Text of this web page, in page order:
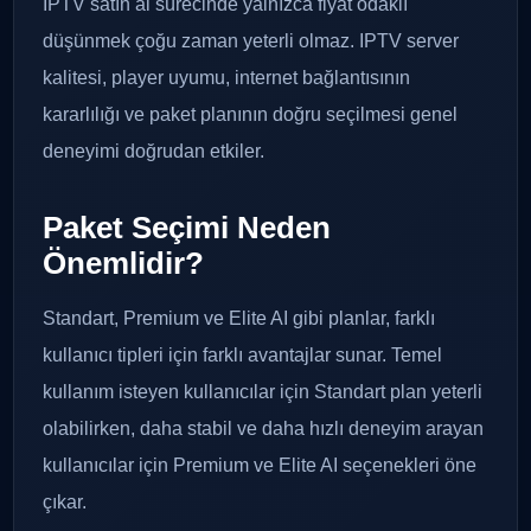
IPTV satın al sürecinde yalnızca fiyat odaklı
düşünmek çoğu zaman yeterli olmaz. IPTV server
kalitesi, player uyumu, internet bağlantısının
kararlılığı ve paket planının doğru seçilmesi genel
deneyimi doğrudan etkiler.
Paket Seçimi Neden
Önemlidir?
Standart, Premium ve Elite AI gibi planlar, farklı
kullanıcı tipleri için farklı avantajlar sunar. Temel
kullanım isteyen kullanıcılar için Standart plan yeterli
olabilirken, daha stabil ve daha hızlı deneyim arayan
kullanıcılar için Premium ve Elite AI seçenekleri öne
çıkar.